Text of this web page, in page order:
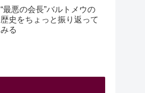
“最悪の会長”バルトメウの
歴史をちょっと振り返って
みる